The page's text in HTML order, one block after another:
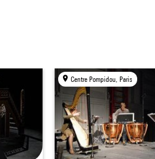
Centre Pompidou, Paris